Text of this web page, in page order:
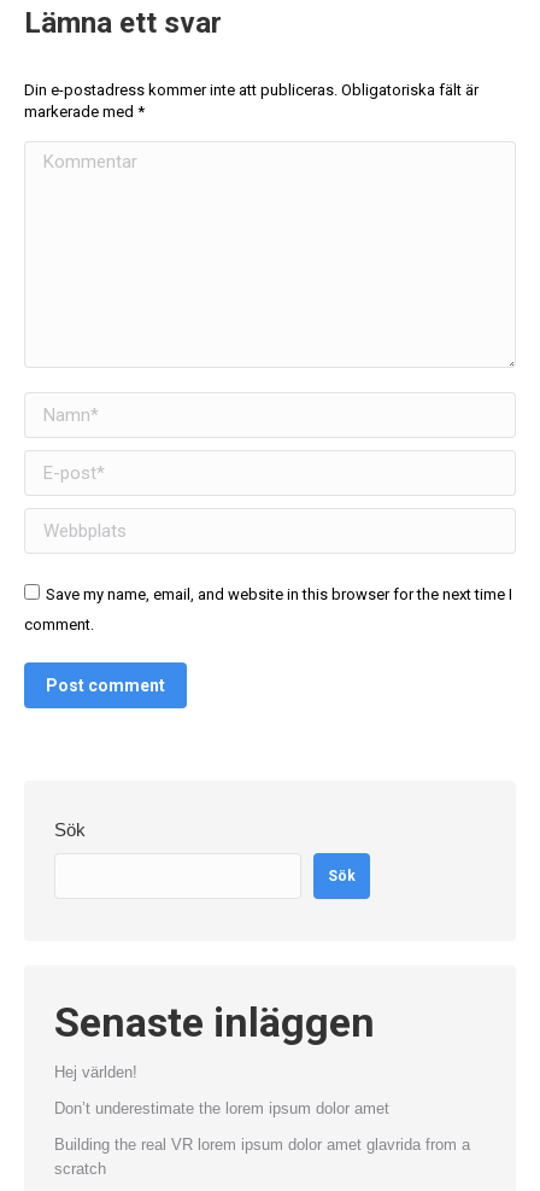
Lämna ett svar
Din e-postadress kommer inte att publiceras. Obligatoriska fält är
markerade med *
Kommentar
Namn *
E-post *
Webbplats
Save my name, email, and website in this browser for the next time I
comment.
Post comment
Sök
Sök
Senaste inläggen
Hej världen!
Don’t underestimate the lorem ipsum dolor amet
Building the real VR lorem ipsum dolor amet glavrida from a
scratch